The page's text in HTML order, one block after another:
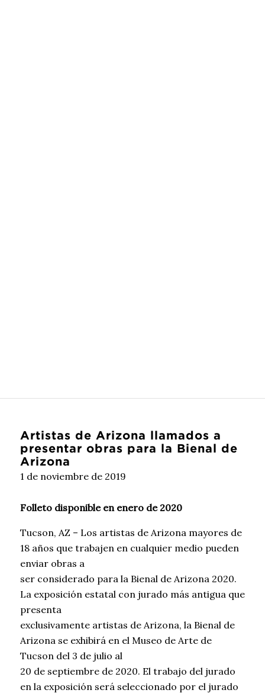
Artistas de Arizona llamados a
presentar obras para la Bienal de
Arizona
1 de noviembre de 2019
Folleto disponible en enero de 2020
Tucson, AZ – Los artistas de Arizona mayores de
18 años que trabajen en cualquier medio pueden
enviar obras a
ser considerado para la Bienal de Arizona 2020.
La exposición estatal con jurado más antigua que
presenta
exclusivamente artistas de Arizona, la Bienal de
Arizona se exhibirá en el Museo de Arte de
Tucson del 3 de julio al
20 de septiembre de 2020. El trabajo del jurado
en la exposición será seleccionado por el jurado